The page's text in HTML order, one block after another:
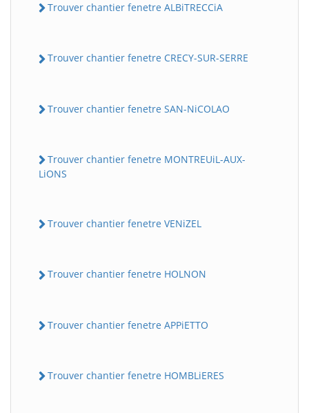
Trouver chantier fenetre ALBiTRECCiA
Trouver chantier fenetre CRECY-SUR-SERRE
Trouver chantier fenetre SAN-NiCOLAO
Trouver chantier fenetre MONTREUiL-AUX-
LiONS
Trouver chantier fenetre VENiZEL
Trouver chantier fenetre HOLNON
Trouver chantier fenetre APPiETTO
Trouver chantier fenetre HOMBLiERES